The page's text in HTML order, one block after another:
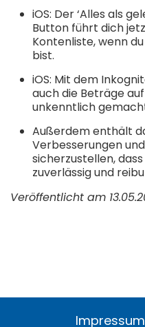
iOS: Der ‘Alles als
Button führt dich
Kontenliste, wenn
bist.
iOS: Mit dem
auch die Beträge
unkenntlich
Außerdem enthält
Verbesserungen
sicherzustellen,
zuverlässig und
Veröffentlicht am
Impressum